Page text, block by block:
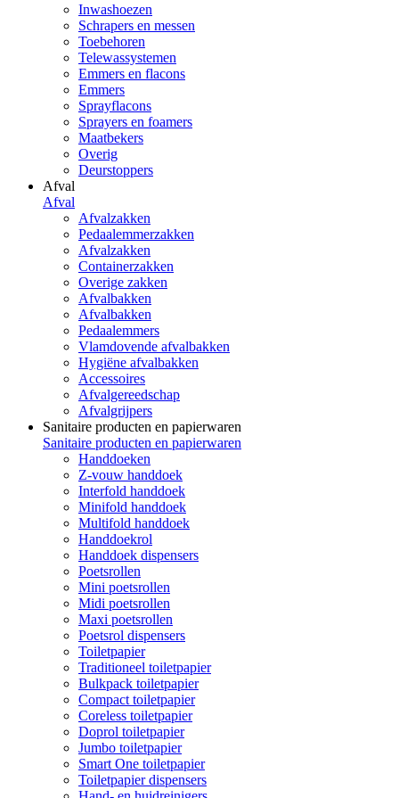
Inwashoezen
Schrapers en messen
Toebehoren
Telewassystemen
Emmers en flacons
Emmers
Sprayflacons
Sprayers en foamers
Maatbekers
Overig
Deurstoppers
Afval
Afval
Afvalzakken
Pedaalemmerzakken
Afvalzakken
Containerzakken
Overige zakken
Afvalbakken
Afvalbakken
Pedaalemmers
Vlamdovende afvalbakken
Hygiëne afvalbakken
Accessoires
Afvalgereedschap
Afvalgrijpers
Sanitaire producten en papierwaren
Sanitaire producten en papierwaren
Handdoeken
Z-vouw handdoek
Interfold handdoek
Minifold handdoek
Multifold handdoek
Handdoekrol
Handdoek dispensers
Poetsrollen
Mini poetsrollen
Midi poetsrollen
Maxi poetsrollen
Poetsrol dispensers
Toiletpapier
Traditioneel toiletpapier
Bulkpack toiletpapier
Compact toiletpapier
Coreless toiletpapier
Doprol toiletpapier
Jumbo toiletpapier
Smart One toiletpapier
Toiletpapier dispensers